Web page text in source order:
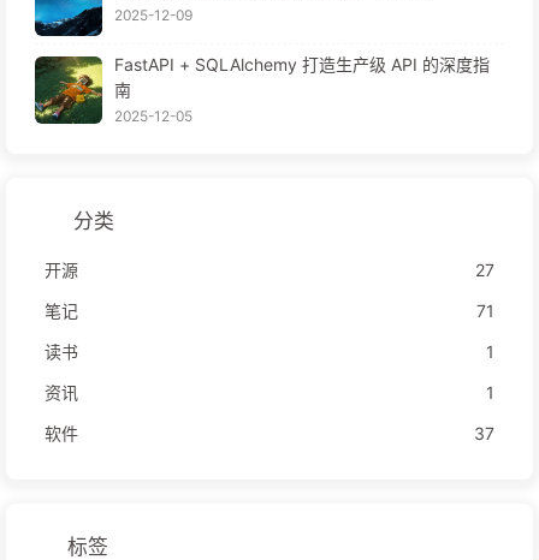
2025-12-09
FastAPI + SQLAlchemy 打造生产级 API 的深度指
南
2025-12-05
分类
开源
27
笔记
71
读书
1
资讯
1
软件
37
标签